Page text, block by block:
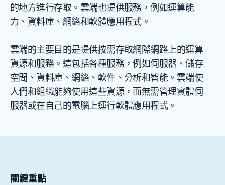
的地方進行存取。雲端也提供服務，例如運算能
力、資料庫、網絡和軟體應用程式。
雲端的主要目的是提供按需存取網際網路上的運算
資源和服務。這包括各種服務，例如伺服器、儲存
空間、資料庫、網絡、軟件、分析和智能。雲端使
人們和組織能夠使用這些資源，而無需管理實體伺
服器或在自己的電腦上運行軟體應用程式。
關鍵重點